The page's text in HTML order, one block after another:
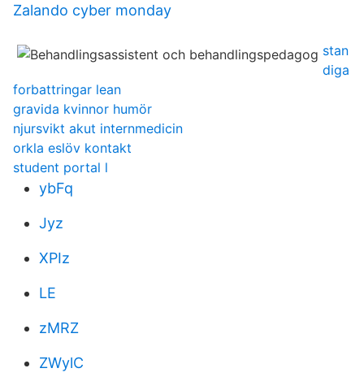
Zalando cyber monday
stan
diga
forbattringar lean
gravida kvinnor humör
njursvikt akut internmedicin
orkla eslöv kontakt
student portal l
ybFq
Jyz
XPIz
LE
zMRZ
ZWylC